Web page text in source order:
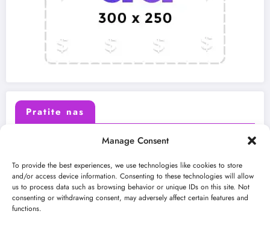
Manage Consent
To provide the best experiences, we use technologies like cookies to store
and/or access device information. Consenting to these technologies will allow
us to process data such as browsing behavior or unique IDs on this site. Not
consenting or withdrawing consent, may adversely affect certain features and
functions.
Pratite nas
Instagram Youtube